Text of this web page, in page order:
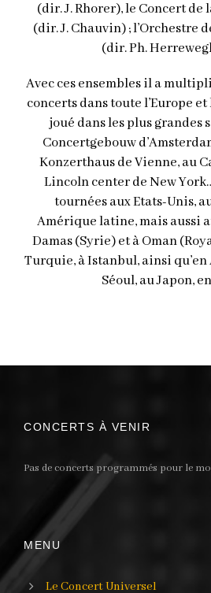
(dir. J. Rhorer), le Concert de
(dir. J. Chauvin) ; l’Orchestre
(dir. Ph.
Avec ces ensembles il a
concerts dans toute l’Europe
joué dans les plus grandes
Concertgebouw
Konzerthaus de Vienne, au
Lincoln center de New
tournées aux Etats-Unis,
Amérique latine, mais aussi
Damas (Syrie) et à Oman
Turquie, à Istanbul, ainsi qu’en
Séoul, au Japon,
CONCERTS À VENIR
Pas de concerts programmés pour le
MENU
Le Concert Universel